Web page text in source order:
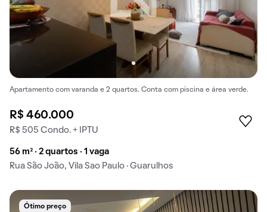
Apartamento com varanda e 2 quartos. Conta com piscina e área verde.
R$ 460.000
R$ 505 Condo. + IPTU
56 m² · 2 quartos · 1 vaga
Rua São João, Vila Sao Paulo · Guarulhos
Ótimo preço